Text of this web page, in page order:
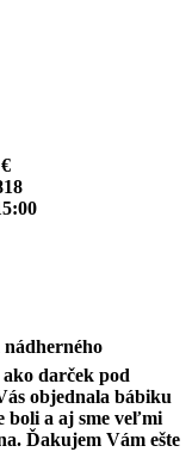
darček pod
objednala bábiku
boli a aj sme veľmi
Ďakujem Vám ešte